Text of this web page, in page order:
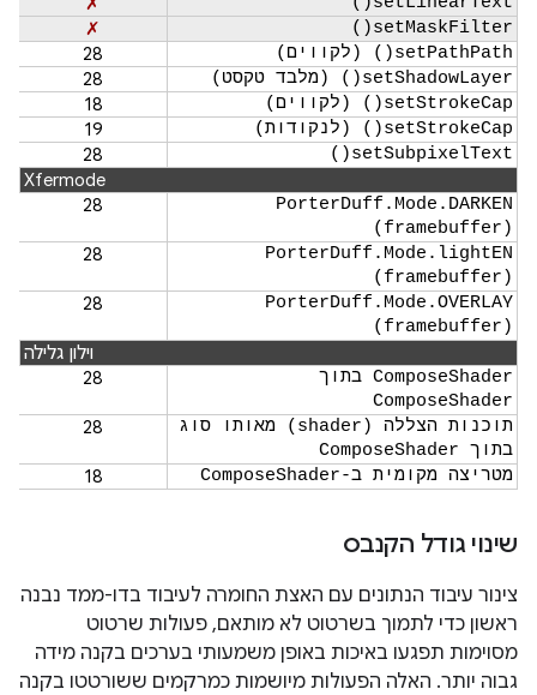
setMaskFilter()
✗
setPathPath() (לקווים) 28
setShadowLayer() (מלבד טקסט) 28
setStrokeCap() (לקווים) 18
setStrokeCap() (לנקודות) 19
setSubpixelText()
28
Xfermode
PorterDuff.Mode.DARKEN
(framebuffer)
28
PorterDuff.Mode.lightEN
(framebuffer)
28
PorterDuff.Mode.OVERLAY
(framebuffer)
28
וילון גלילה
ComposeShader בתוך
ComposeShader
28
תוכנות הצללה (shader) מאותו סוג
בתוך ComposeShader
28
מטריצה מקומית ב-ComposeShader 18
שינוי גודל הקנבס
צינור עיבוד הנתונים עם האצת החומרה לעיבוד בדו-ממד נבנה
ראשון כדי לתמוך בשרטוט לא מותאם, פעולות שרטוט
מסוימות תפגעו באיכות באופן משמעותי בערכים בקנה מידה
גבוה יותר. האלה הפעולות מיושמות כמרקמים ששורטטו בקנה